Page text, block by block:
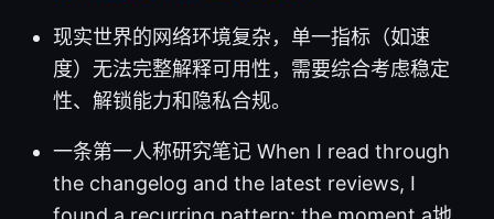
现实世界的网络环境复杂，单一指标（如速
度）无法完整解释可用性，需要综合考虑稳定
性、解锁能力和隐私合规。
一条第一人称研究笔记 When I read through
the changelog and the latest reviews, I